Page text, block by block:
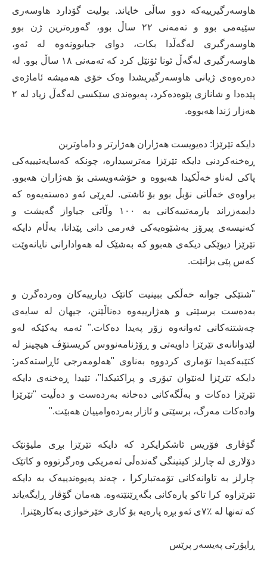
هاوسەرگیرییەکە دوو ساڵی خایاند. بولیت گۆدارد هاوسەری
سێیەمی بوو و تەمەنی ٢٢ ساڵ بوو، گەورەترین ژن بوو
هاوسەرگیری لەگەڵدا بکات، دوای جیابوونەوە لە ئەو،
هاوسەرگیری لەگەڵ ئونا ئۆنێل کرد کە تەمەنی ١٨ ساڵ بوو. لە
دەرەوەی ژیانی هاوسەرگیریشدا وەک خۆی هەمیشە ئاماژەی
پێدەدا و شانازی پێوەدەکرد، پەیوەندی سێکسی لەگەڵ زیاد لە ٢
هەزار ژندا هەبووە.
دایکە تێرێزا: دەیویست هەژاران هەژارتر و داماوتربن
ڕەخنەکردنی دایکە تێرێزا مەترسیدارە، چونکە کەسایەتیییەکی
پاکی لەناو خەڵکیدا هەبووە و خۆشەویستی بۆ هەژاران هەبوو.
براوەی خەڵاتی نۆبڵ بوو بۆ ئاشتی. لەڕێی ئەو دەستەیەوە کە
دایمەزراند یارمەتییەکانی بە ١٠٠ وڵاتی جیاواز گەیشت و
کەنیسەی پیرۆز بەشێوەیەکی فەرمی دانی پێدانا، بەڵام دایکە
تێرێزا دیوێکی دیکەی هەبوو کە بەشێک لە هەوادارانی نایانەوێت
کەس پێی بزانێت.
"شتێکی جوانە خەڵکی ببینیت کاتێک دیارییەکان وەردەگرن و
بەدەست برسێتی و هەژارییەوە دەناڵێنن، جیهان لە سایەی
چەشتنەکانی ئەوانەوە زۆر پەیدا دەکات." ئەمە یەکێکە لەو
لێدوانانەی تێرێزا داویەتی و ڕۆژنامەنووس کریستۆڤ هیچینز لە
کتێبەکەیدا تۆماری کردووە بەناوی "هەلومەرجی ئاڕاستەکەر:
دایکە تێرێزا لەنێوان تیۆری و پراکتیکدا"، تێیدا ڕەخنەی دایکە
تێرێزا دەکات و بەڵگەکانی دەخاتە بەردەست و دەڵیت "تێرێزا
وادەکات مەرگ، برسێتی و ئازار بەردەوامییان هەبێت."
گۆڤاری فۆریس ئاشکرایکرد کە دایکە تێرێزا بڕی ملیۆنێک
دۆلاری لە چارلز کیتینگی گەندەڵی ئەمریکی وەرگرتووە و کاتێک
چارلز بە تاوانەکانی تۆمەتبارکرا ، چەند پەیوەندییەک بە دایکە
تێرێزاوە کرا تاکو پارەکانی بگەڕێنێتەوە. هەمان گۆڤار ڕایگەیاند
کە تەنها لە ٪٧ی ئەو بڕە پارەیە بۆ کاری خێرخوازی بەکارهێنرا.
ڕاپۆرتی پەیسەر پرێس